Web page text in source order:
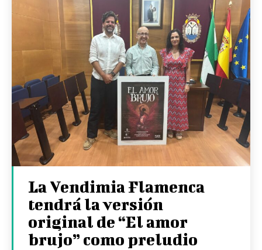
La Vendimia Flamenca
tendrá la versión
original de “El amor
brujo” como preludio